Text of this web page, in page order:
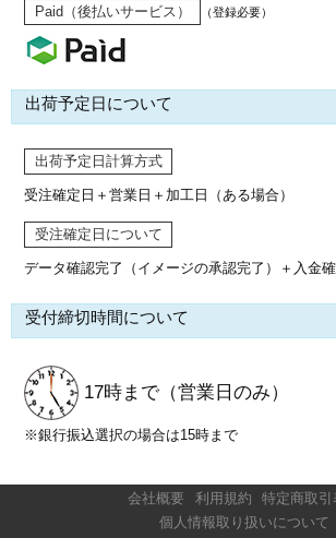
Paid（後払いサービス） （登録必要）
出荷予定日について
出荷予定日計算方式
受注確定日＋営業日＋加工日（ある場合）
受注確定日について
データ確認完了（イメージの承認完了） ＋入金
受付締切時間について
17時まで （営業日のみ）
※銀行振込選択の場合は15時まで
会社概要 利用規約
特定商取引
個人情報取り扱いについて